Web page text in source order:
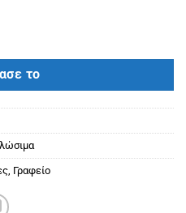
BLACK (3000) ποσότητα
το
, Γραφείο